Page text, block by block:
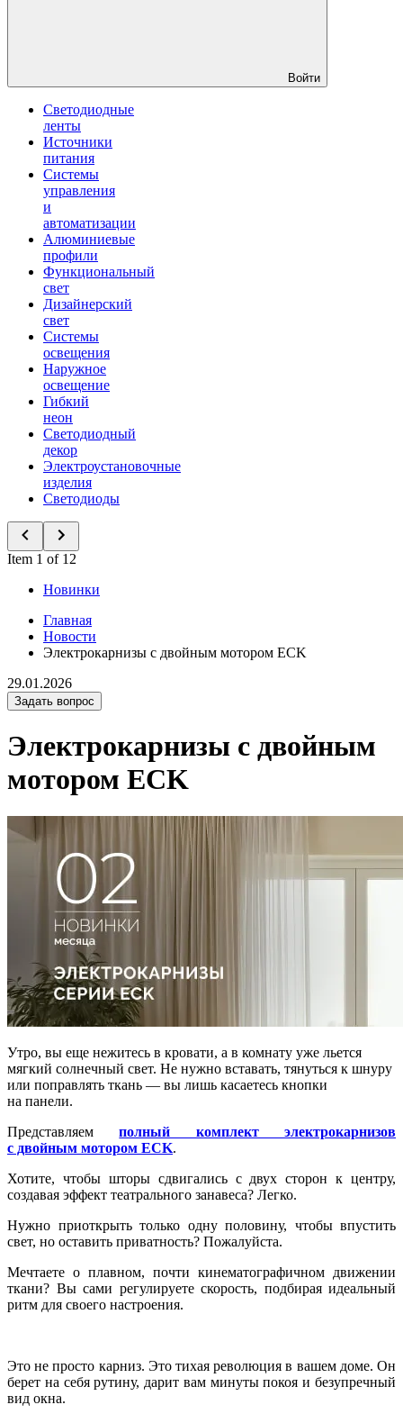
Войти
Светодиодные
ленты
Источники
питания
Системы
управления
и
автоматизации
Алюминиевые
профили
Функциональный
свет
Дизайнерский
свет
Системы
освещения
Наружное
освещение
Гибкий
неон
Светодиодный
декор
Электроустановочные
изделия
Светодиоды
Item 1 of 12
Новинки
Главная
Новости
Электрокарнизы с двойным мотором ECK
29.01.2026
Задать вопрос
Электрокарнизы с двойным
мотором ECK
Утро, вы еще нежитесь в кровати, а в комнату уже льется
мягкий солнечный свет. Не нужно вставать, тянуться к шнуру
или поправлять ткань — вы лишь касаетесь кнопки
на панели.
Представляемполный комплект электрокарнизов
с двойным мотором ECK.
Хотите, чтобы шторы сдвигались с двух сторон к центру,
создавая эффект театрального занавеса? Легко.
Нужно приоткрыть только одну половину, чтобы впустить
свет, но оставить приватность? Пожалуйста.
Мечтаете о плавном, почти кинематографичном движении
ткани? Вы сами регулируете скорость, подбирая идеальный
ритм для своего настроения.
Это не просто карниз. Это тихая революция в вашем доме. Он
берет на себя рутину, дарит вам минуты покоя и безупречный
вид окна.